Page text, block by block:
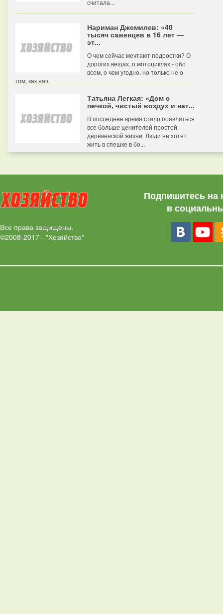
считала...
Нариман Джемилев: «40
тысяч саженцев в 16 лет —
эт...
О чем сейчас мечтают подростки? О
дорогих вещах, о мотоциклах - обо
всем, о чем угодно, но только не о
том, как нач...
Татьяна Легкая: «Дом с
печкой, чистый воздух и нат...
В последнее время стало появляться
все больше ценителей простой
деревенской жизни. Люди не хотят
жить в спешке в бо...
Все права защищены.
©2008-2017 - "Хозяйство"
Подпишитесь на
в